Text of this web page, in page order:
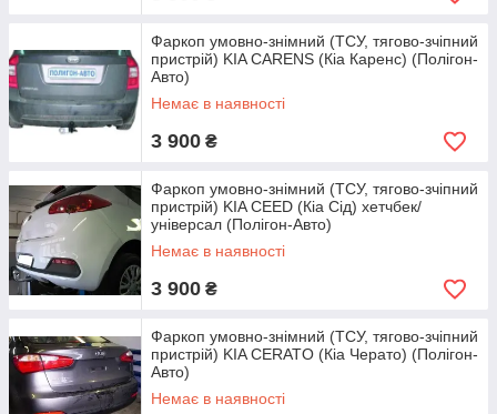
Фаркоп умовно-знімний (ТСУ, тягово-зчіпний
пристрій) KIA CARENS (Кіа Каренс) (Полігон-
Авто)
Немає в наявності
3 900 ₴
Фаркоп умовно-знімний (ТСУ, тягово-зчіпний
пристрій) KIA CEED (Кіа Сід) хетчбек/
універсал (Полігон-Авто)
Немає в наявності
3 900 ₴
Фаркоп умовно-знімний (ТСУ, тягово-зчіпний
пристрій) KIA CERATO (Кіа Черато) (Полігон-
Авто)
Немає в наявності